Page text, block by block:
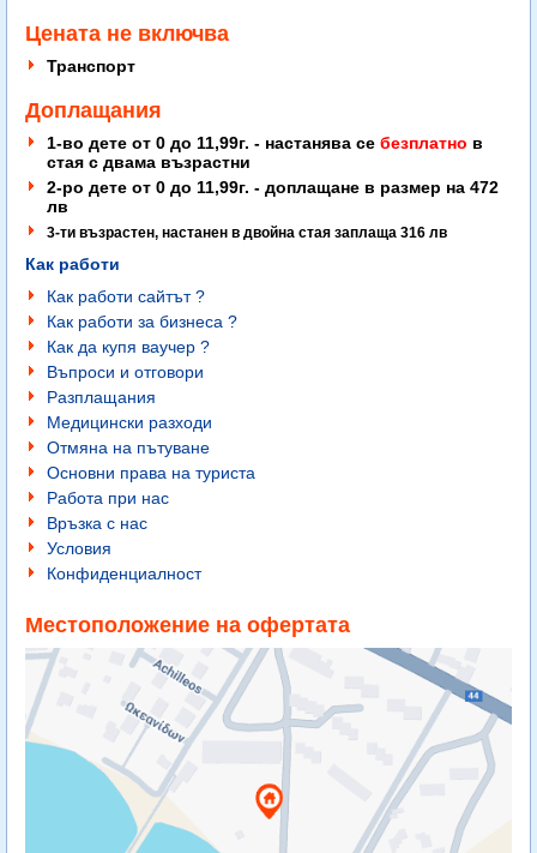
Цената не включва
Транспорт
Доплащания
1-во дете от 0 до 11,99г. - настанява се безплатно в
стая с двама възрастни
2-ро дете от 0 до 11,99г. - доплащане в размер на 472
лв
3-ти възрастен, настанен в двойна стая заплаща 316 лв
Как работи
Как работи сайтът ?
Как работи за бизнеса ?
Как да купя ваучер ?
Въпроси и отговори
Разплащания
Медицински разходи
Отмяна на пътуване
Основни права на туриста
Работа при нас
Връзка с нас
Условия
Конфиденциалност
Местоположение на офертата